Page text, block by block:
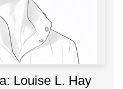
Louise L. Hay